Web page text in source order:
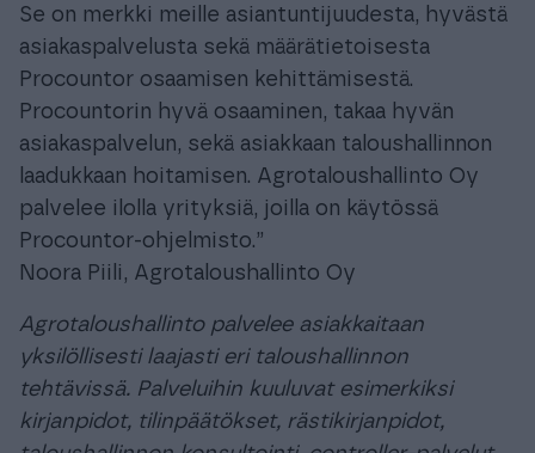
Se on merkki meille asiantuntijuudesta, hyvästä
asiakaspalvelusta sekä määrätietoisesta
Procountor osaamisen kehittämisestä.
Procountorin hyvä osaaminen, takaa hyvän
asiakaspalvelun, sekä asiakkaan taloushallinnon
laadukkaan hoitamisen. Agrotaloushallinto Oy
palvelee ilolla yrityksiä, joilla on käytössä
Procountor-ohjelmisto.”
Noora Piili, Agrotaloushallinto Oy
Agrotaloushallinto palvelee asiakkaitaan
yksilöllisesti laajasti eri taloushallinnon
tehtävissä. Palveluihin kuuluvat esimerkiksi
kirjanpidot, tilinpäätökset, rästikirjanpidot,